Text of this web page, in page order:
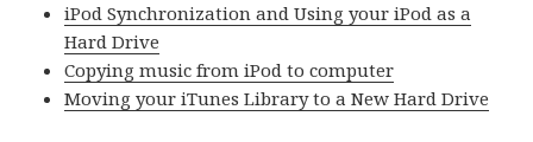
iPod Synchronization and Using your iPod as a
Hard Drive
Copying music from iPod to computer
Moving your iTunes Library to a New Hard Drive